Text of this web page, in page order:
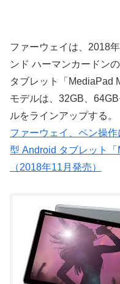
ファーウェイは、2018
ンド ハーマンカードン
タブレット「MediaPad
モデルは、32GB、
ルをラインアップする。
ファーウェイ、ペン操
型 Android タブレット
（2018年11月発売）